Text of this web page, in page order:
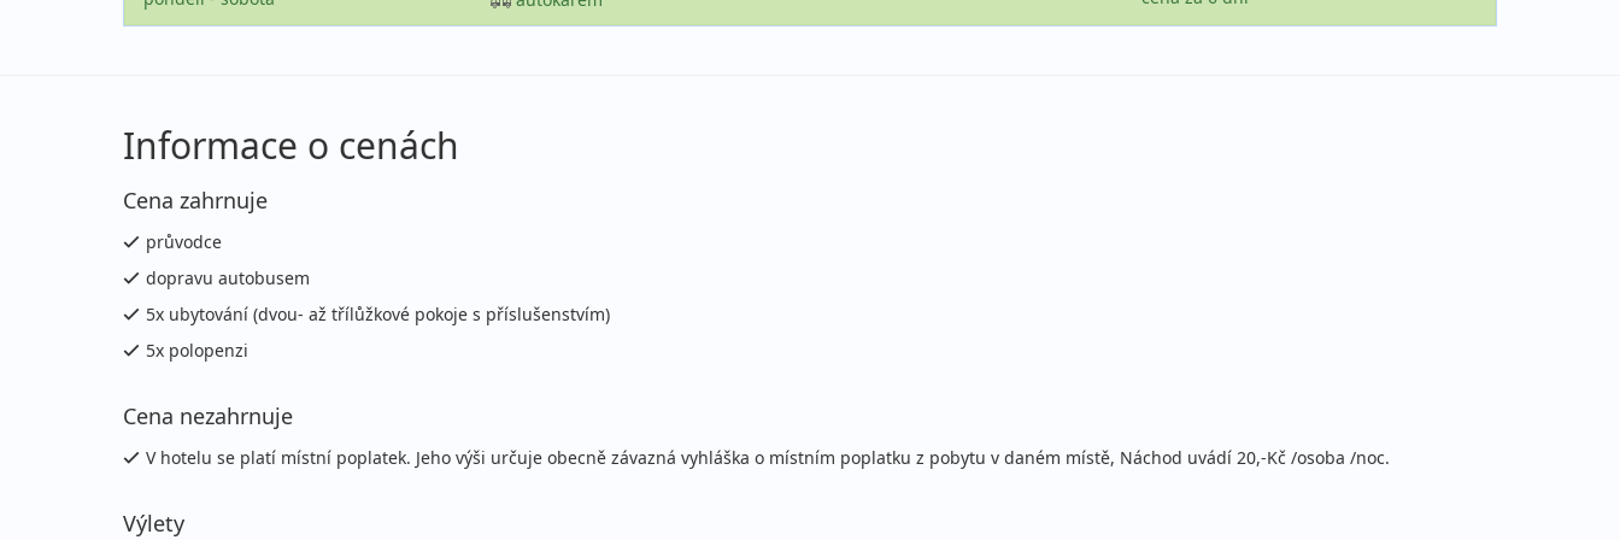
Informace o cenách
Cena zahrnuje
průvodce
dopravu autobusem
5x ubytování (dvou- až třílůžkové pokoje s příslušenstvím)
5x polopenzi
Cena nezahrnuje
V hotelu se platí místní poplatek. Jeho výši určuje obecně závazná vyhláška o místním poplatku z pobytu v daném místě, Náchod uvádí 20,-Kč /osoba /noc.
Výlety